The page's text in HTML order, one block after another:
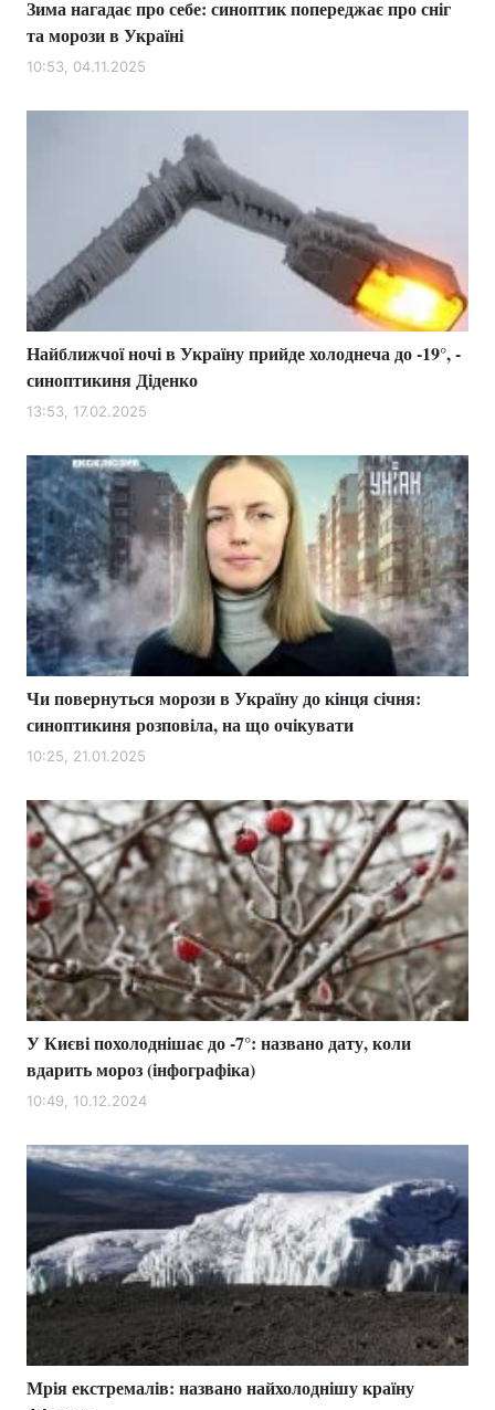
Зима нагадає про себе: синоптик попереджає про сніг
та морози в Україні
10:53, 04.11.2025
Найближчої ночі в Україну прийде холоднеча до -19°, -
синоптикиня Діденко
13:53, 17.02.2025
Чи повернуться морози в Україну до кінця січня:
синоптикиня розповіла, на що очікувати
10:25, 21.01.2025
У Києві похолоднішає до -7°: названо дату, коли
вдарить мороз (інфографіка)
10:49, 10.12.2024
Мрія екстремалів: названо найхолоднішу країну